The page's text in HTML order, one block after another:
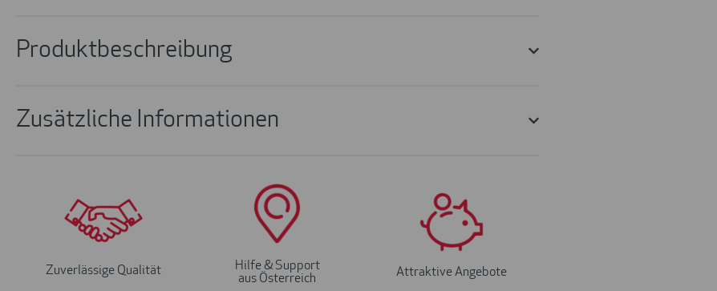
Produktbeschreibung
Zusätzliche Informationen
Zuverlässige Qualität
Hilfe & Support
aus Österreich
Attraktive Angebote